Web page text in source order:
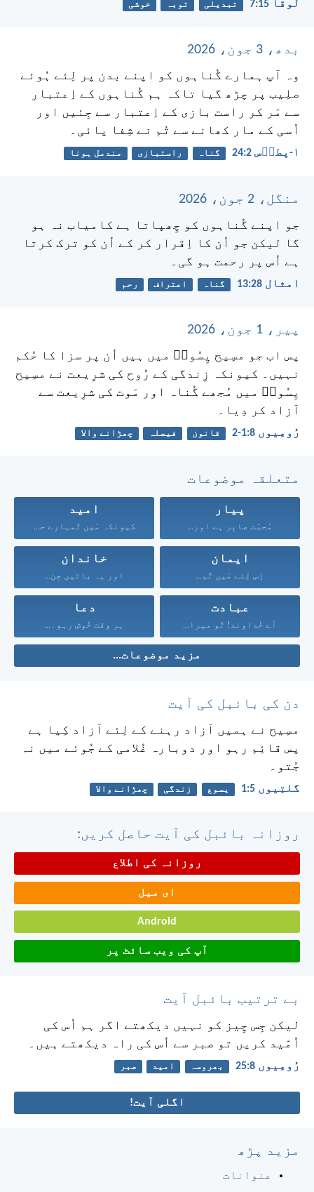
لُوقا 15:‏7 تبدیلی توبہ خوشی
بدھ، 3 جون، 2026
وہ آپ ہمارے گُناہوں کو اپنے بدن پر لِئے ہُوئے
صلِیب پر چڑھ گیا تاکہ ہم گُناہوں کے اِعتبار
سے مَر کر راست بازی کے اِعتبار سے جِئیں اور
اُسی کے مار کھانے سے تُم نے شِفا پائی۔
۱-پطرؔس 2:‏24 گناہ راستبازی مندمل ہونا
منگل، 2 جون، 2026
جو اپنے گُناہوں کو چِھپاتا ہے کامیاب نہ ہو
گا لیکن جو اُن کا اِقرار کر کے اُن کو ترک کرتا
ہے اُس پر رحمت ہو گی۔
امثال 28:‏13 گناہ اعتراف رحم
پیر، 1 جون، 2026
پس اب جو مسِیح یِسُوعؔ میں ہیں اُن پر سزا کا حُکم
نہیں۔ کیونکہ زِندگی کے رُوح کی شرِیعت نے مسِیح
یِسُوعؔ میں مُجھے گُناہ اور مَوت کی شرِیعت سے
آزاد کر دِیا۔
رُومِیوں 8:‏1-‏2 قانون فیصلہ چھڑانے والا
متعلقہ موضوعات
پیار
مُحبّت صابِر ہے اور...
امید
کیونکہ مَیں تُمہارے حق...
ایمان
اِس لِئے مَیں تُم...
خاندان
اور یہ باتیں جِن...
عبادت
اَے خُداوند! تُو میرا...
دعا
ہر وقت خُوش رہو۔...
مزید موضوعات...
دن کی بائبل کی آیت
مسِیح نے ہمیں آزاد رہنے کے لِئے آزاد کِیا ہے
پس قائِم رہو اور دوبارہ غُلامی کے جُوئے میں نہ
جُتو۔
گلتِیوں 5:‏1 یسوع زندگی چھڑانے والا
روزانہ بائبل کی آیت حاصل کریں:
روزانہ کی اطلاع
ای میل
Android
آپ کی ویب سائٹ پر
بے ترتیب بائبل آیت
لیکن جِس چِیز کو نہیں دیکھتے اگر ہم اُس کی
اُمّید کریں تو صبر سے اُس کی راہ دیکھتے ہیں۔
رُومِیوں 8:‏25 بھروسہ امید صبر
اگلی آیت!
مزید پڑھ
عنوانات